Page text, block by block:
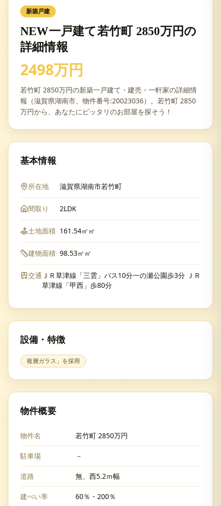
新築戸建
NEW一戸建て若竹町 2850万円の
詳細情報
2498万円
若竹町 2850万円の新築一戸建て・建売・一軒家の詳細情
報（滋賀県湖南市、物件番号:20023036）。若竹町 2850
万円から、あなたにピッタリのお部屋を探そう！
基本情報
所在地 滋賀県湖南市若竹町
間取り 2LDK
土地面積 161.54㎡㎡
建物面積 98.53㎡㎡
交通 ＪＲ草津線「三雲」バス10分一の瀬公園歩3分 ＪＲ
草津線「甲西」歩80分
設備・特徴
複層ガラス」を採用
物件概要
物件名 若竹町 2850万円
駐車場 －
道路 無、西5.2ｍ幅
建ぺい率 60％・200％